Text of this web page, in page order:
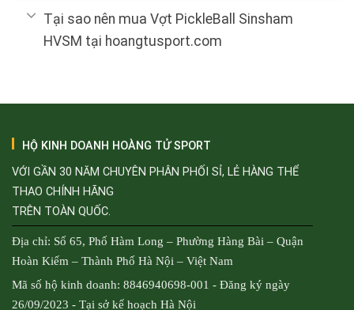
Tại sao nên mua Vợt PickleBall Sinsham
HVSM tại hoangtusport.com
HỘ KINH DOANH HOÀNG TỬ SPORT
VỚI GẦN 30 NĂM CHUYÊN PHÂN PHỐI SỈ, LẺ HÀNG THỂ
THAO CHÍNH HÃNG
TRÊN TOÀN QUỐC.
Địa chỉ: Số 65, Phố Hàm Long – Phường Hàng Bài – Quận
Hoàn Kiếm – Thành Phố Hà Nội – Việt Nam
Mã số hộ kinh doanh: 8846940698-001 - Đăng ký ngày
26/09/2023 - Tại sở kế hoạch Hà Nội